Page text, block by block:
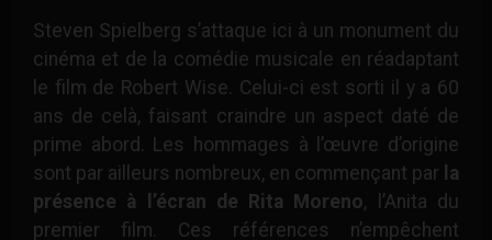
Steven Spielberg s’attaque ici à un monument du
cinéma et de la comédie musicale en réadaptant
le film de Robert Wise. Celui-ci est sorti il y a 60
ans de celà, faisant craindre un aspect daté de
prime abord. Les hommages à l’œuvre d’origine
sont par ailleurs nombreux, en commençant par la
présence à l’écran de Rita Moreno, l’Anita du
premier film. Ces références n’empêchent